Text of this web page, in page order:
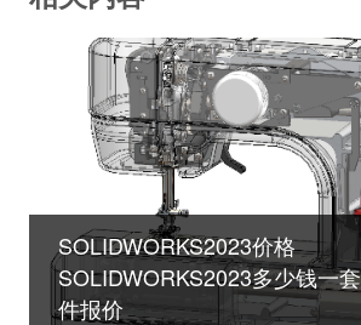
SOLIDWORKS2023价格
SOLIDWORKS2023多少钱一
件报价